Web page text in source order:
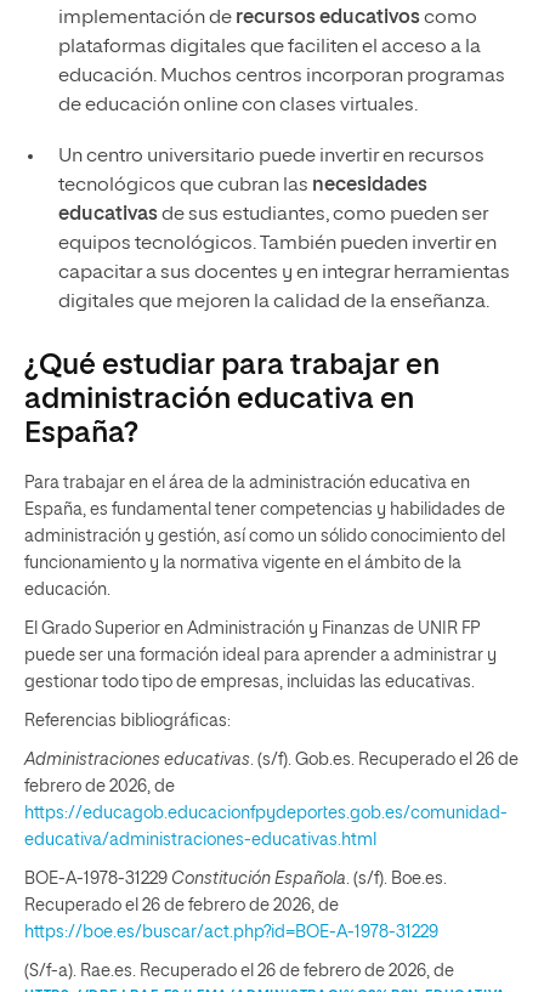
implementación de recursos educativoscomo
plataformas digitales que faciliten el acceso a la
educación. Muchos centros incorporan programas
de educación online con clases virtuales.
Un centro universitario puede invertir en recursos
tecnológicos que cubran las necesidades
educativasde sus estudiantes, como pueden ser
equipos tecnológicos. También pueden invertir en
capacitar a sus docentes y en integrar herramientas
digitales que mejoren la calidad de la enseñanza.
¿Qué estudiar para trabajar en
administración educativa en
España?
Para trabajar en el área de la administración educativa en
España, es fundamental tener competencias y habilidades de
administración y gestión, así como un sólido conocimiento del
funcionamiento y la normativa vigente en el ámbito de la
educación.
El Grado Superior en Administración y Finanzas de UNIR FP
puede ser una formación ideal para aprender a administrar y
gestionar todo tipo de empresas, incluidas las educativas.
Referencias bibliográficas:
Administraciones educativas . (s/f). Gob.es. Recuperado el 26 de
febrero de 2026, de
https://educagob.educacionfpydeportes.gob.es/comunidad-
educativa/administraciones-educativas.html
BOE-A-1978-31229 Constitución Española . (s/f). Boe.es.
Recuperado el 26 de febrero de 2026, de
https://boe.es/buscar/act.php?id=BOE-A-1978-31229
(S/f-a). Rae.es. Recuperado el 26 de febrero de 2026, de